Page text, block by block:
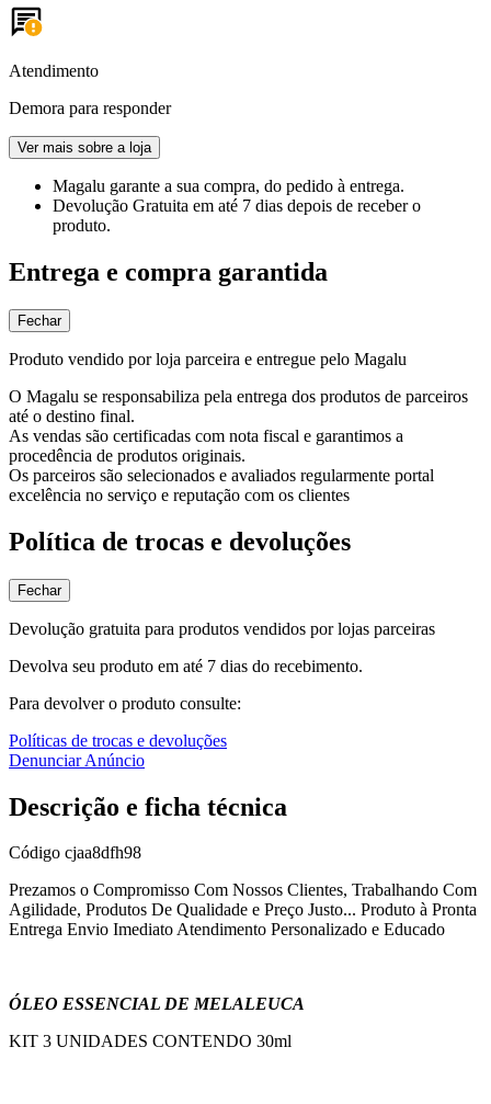
Atendimento
Demora para responder
Ver mais sobre a loja
Magalu garante a sua compra, do pedido à entrega.
Devolução Gratuita em até 7 dias depois de receber o
produto.
Entrega e compra garantida
Fechar
Produto vendido por loja parceira e entregue pelo Magalu
O Magalu se responsabiliza pela entrega dos produtos de parceiros
até o destino final.
As vendas são certificadas com nota fiscal e garantimos a
procedência de produtos originais.
Os parceiros são selecionados e avaliados regularmente portal
excelência no serviço e reputação com os clientes
Política de trocas e devoluções
Fechar
Devolução gratuita para produtos vendidos por lojas parceiras
Devolva seu produto em até 7 dias do recebimento.
Para devolver o produto consulte:
Políticas de trocas e devoluções
Denunciar Anúncio
Descrição e ficha técnica
Código cjaa8dfh98
Prezamos o Compromisso Com Nossos Clientes, Trabalhando Com
Agilidade, Produtos De Qualidade e Preço Justo... Produto à Pronta
Entrega Envio Imediato Atendimento Personalizado e Educado
ÓLEO ESSENCIAL DE MELALEUCA
KIT 3 UNIDADES CONTENDO 30ml